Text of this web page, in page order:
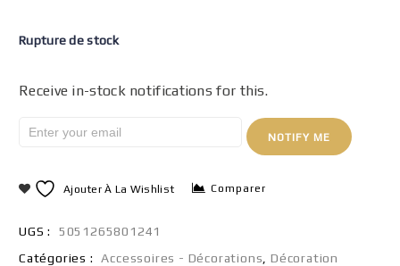
Rupture de stock
Receive in-stock notifications for this.
NOTIFY ME
Ajouter À La Wishlist Comparer
UGS :
5051265801241
Catégories :
Accessoires - Décorations ,Décoration